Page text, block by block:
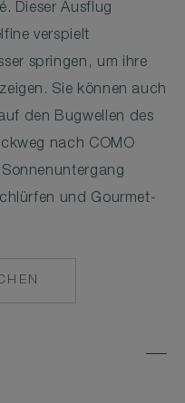
Dieser Ausflug
verspielt
springen, um ihre
Sie können auch
den Bugwellen des
nach COMO
und Gourmet-